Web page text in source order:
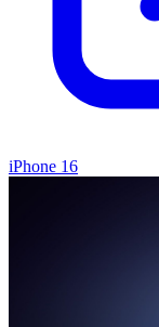
iPhone 16